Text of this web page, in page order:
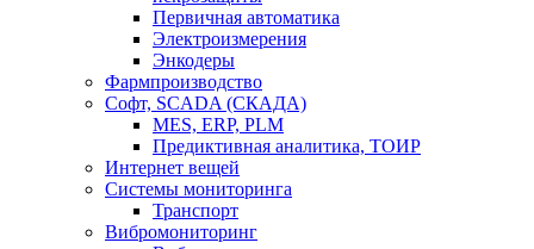
Первичная автоматика
Электроизмерения
Энкодеры
Фармпроизводство
Софт, SCADA (СКАДА)
MES, ERP, PLM
Предиктивная аналитика, ТОИР
Интернет вещей
Системы мониторинга
Транспорт
Вибромониторинг